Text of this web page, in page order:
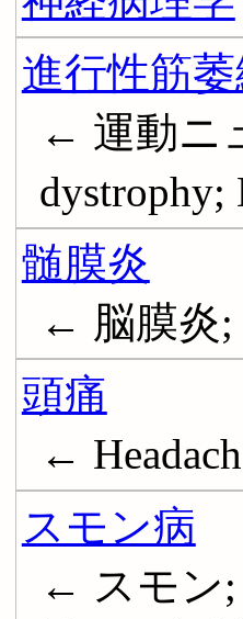
進行性筋
← 運動ニ
dystrophy;
髄膜炎
← 脳膜炎;
頭痛
←
スモン病
← スモン;